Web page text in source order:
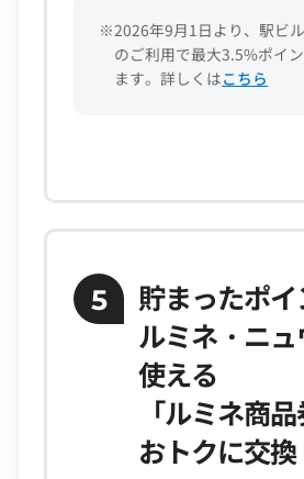
※2026年9月1日より、駅ビ
のご利用で最大3.5%ポイ
ます。詳しくはこちら
5
貯まったポ
ルミネ・ニ
使える
「ルミネ商
おトクに交換